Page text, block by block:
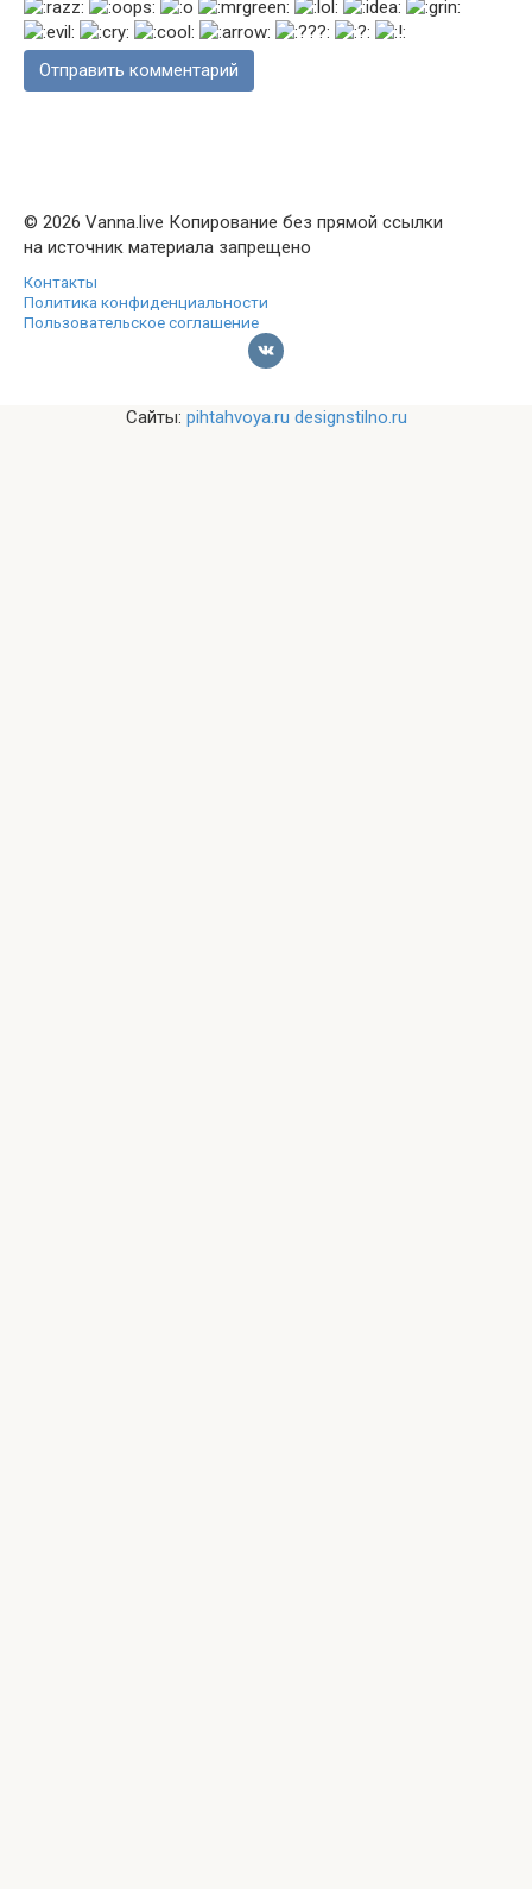
© 2026 Vanna.live Копирование без прямой ссылки
на источник материала запрещено
Контакты
Политика конфиденциальности
Пользовательское соглашение
Сайты: pihtahvoya.ru designstilno.ru